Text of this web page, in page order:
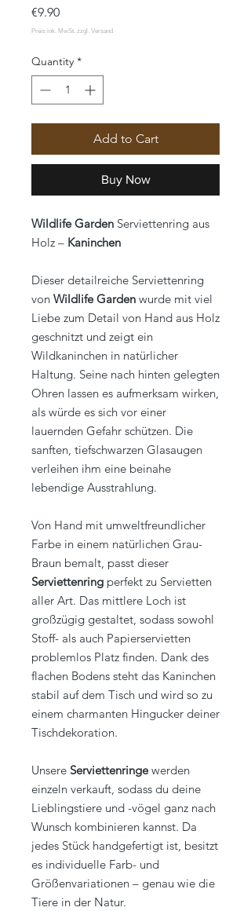
€9.90Price
Quantity *
Add to Cart
Buy Now
Wildlife Garden Serviettenring aus
Holz – Kaninchen
Dieser detailreiche Serviettenring
von Wildlife Garden wurde mit viel
Liebe zum Detail von Hand aus Holz
geschnitzt und zeigt ein
Wildkaninchen in natürlicher
Haltung. Seine nach hinten gelegten
Ohren lassen es aufmerksam wirken,
als würde es sich vor einer
lauernden Gefahr schützen. Die
sanften, tiefschwarzen Glasaugen
verleihen ihm eine beinahe
lebendige Ausstrahlung.
Von Hand mit umweltfreundlicher
Farbe in einem natürlichen Grau-
Braun bemalt, passt dieser
Serviettenring perfekt zu Servietten
aller Art. Das mittlere Loch ist
großzügig gestaltet, sodass sowohl
Stoff- als auch Papierservietten
problemlos Platz finden. Dank des
flachen Bodens steht das Kaninchen
stabil auf dem Tisch und wird so zu
einem charmanten Hingucker deiner
Tischdekoration.
Unsere Serviettenringewerden
einzeln verkauft, sodass du deine
Lieblingstiere und -vögel ganz nach
Wunsch kombinieren kannst. Da
jedes Stück handgefertigt ist, besitzt
es individuelle Farb- und
Größenvariationen – genau wie die
Tiere in der Natur.